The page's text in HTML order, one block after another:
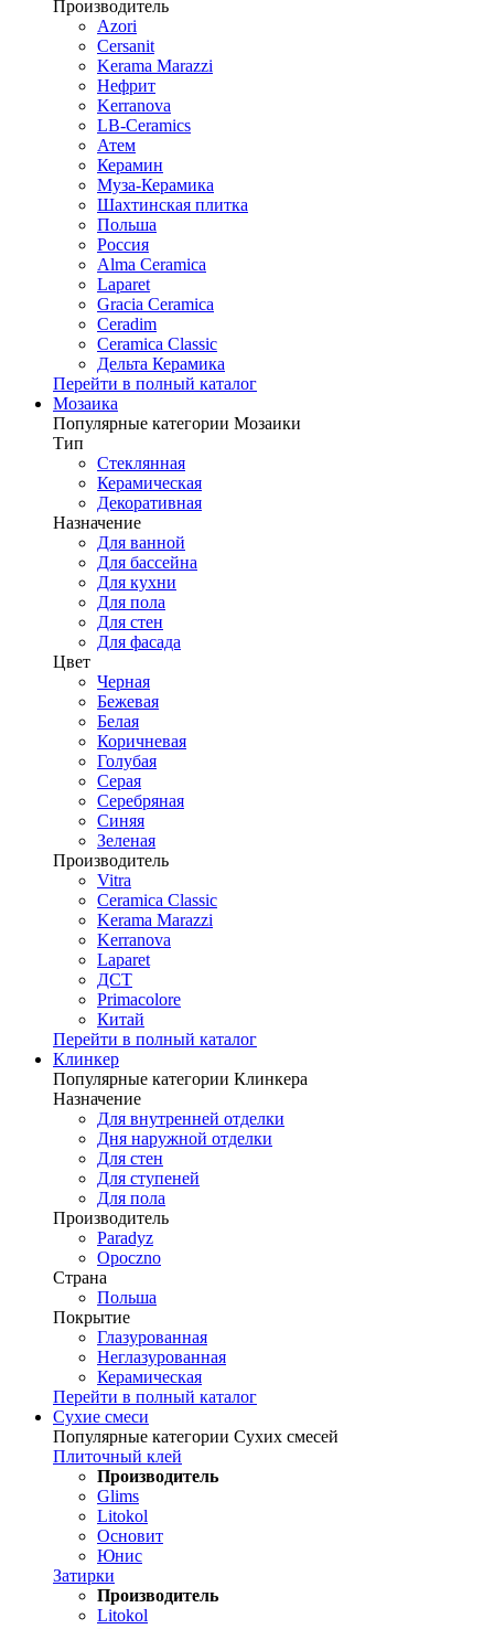
Производитель
Azori
Cersanit
Kerama Marazzi
Нефрит
Kerranova
LB-Ceramics
Атем
Керамин
Муза-Керамика
Шахтинская плитка
Польша
Россия
Alma Ceramica
Laparet
Gracia Ceramica
Ceradim
Ceramica Classic
Дельта Керамика
Перейти в полный каталог
Мозаика
Популярные категории Мозаики
Тип
Стеклянная
Керамическая
Декоративная
Назначение
Для ванной
Для бассейна
Для кухни
Для пола
Для стен
Для фасада
Цвет
Черная
Бежевая
Белая
Коричневая
Голубая
Серая
Серебряная
Синяя
Зеленая
Производитель
Vitra
Ceramica Classic
Kerama Marazzi
Kerranova
Laparet
ДСТ
Primacolore
Китай
Перейти в полный каталог
Клинкер
Популярные категории Клинкера
Назначение
Для внутренней отделки
Дня наружной отделки
Для стен
Для ступеней
Для пола
Производитель
Paradyz
Opoczno
Страна
Польша
Покрытие
Глазурованная
Неглазурованная
Керамическая
Перейти в полный каталог
Сухие смеси
Популярные категории Сухих смесей
Плиточный клей
Производитель
Glims
Litokol
Основит
Юнис
Затирки
Производитель
Litokol